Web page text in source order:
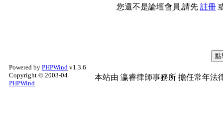
您還不是論壇會員,請先 註冊
Powered by PHPWind v1.3.6
Copyright © 2003-04
PHPWind
本站由 瀛睿律師事務所 擔任常年法